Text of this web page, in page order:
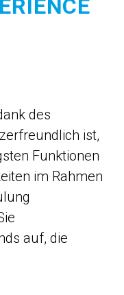
des
ist,
Funktionen
im Rahmen
auf, die